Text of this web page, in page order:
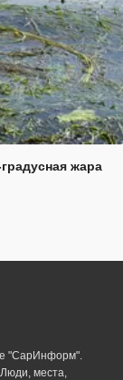
жара
"СарИнформ".
места,